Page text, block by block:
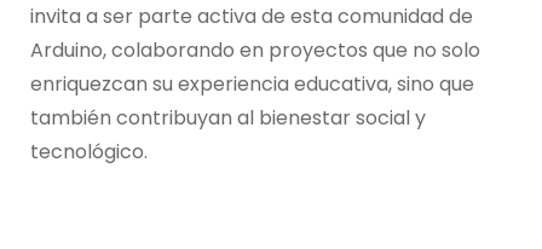
invita a ser parte activa de esta comunidad de
Arduino, colaborando en proyectos que no solo
enriquezcan su experiencia educativa, sino que
también contribuyan al bienestar social y
tecnológico.